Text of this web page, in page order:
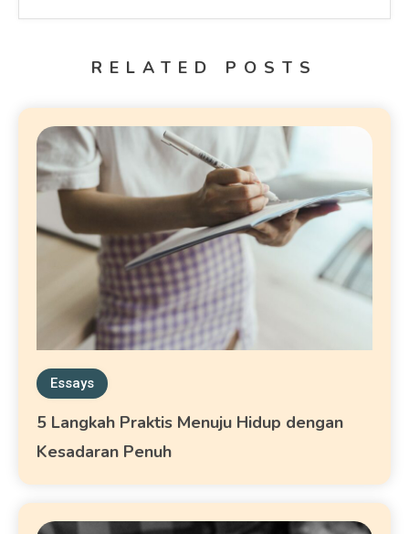
RELATED POSTS
Essays
5 Langkah Praktis Menuju Hidup dengan
Kesadaran Penuh